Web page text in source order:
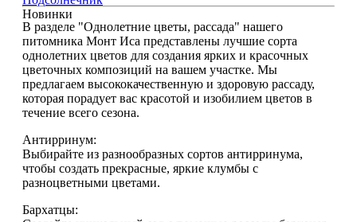
Новинки
В разделе "Однолетние цветы, рассада" нашего
питомника Монт Иса представлены лучшие сорта
однолетних цветов для создания ярких и красочных
цветочных композиций на вашем участке. Мы
предлагаем высококачественную и здоровую рассаду,
которая порадует вас красотой и изобилием цветов в
течение всего сезона.
Антирринум:
Выбирайте из разнообразных сортов антирринума,
чтобы создать прекрасные, яркие клумбы с
разноцветными цветами.
Бархатцы: